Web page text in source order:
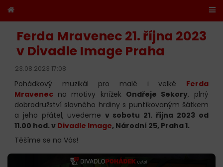
Ferda Mravenec 21. října 2023
v Divadle Image Praha
23.08.2023 17:08
Pohádkový muzikál pro malé i velké Ferda
Mravenec na motivy knížek Ondřeje Sekory, plný
dobrodružství slavného hrdiny s puntíkovaným šátkem
a jeho přátel, uvedeme v sobotu 21. října 2023 od
11.00 hod. v Divadle Image, Národní 25, Praha 1.
Těšíme se na Vás!